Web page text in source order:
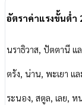
อัตราค่าแรงขั้นต่ำ
นราธิวาส, ปัตตานี แ
ตรัง, น่าน, พะเยา แ
ระนอง, สตูล, เลย,